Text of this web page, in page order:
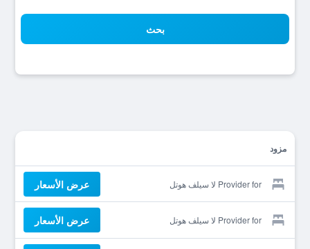
بحث
مزود
Provider for لا سيلف هوتل عرض الأسعار
Provider for لا سيلف هوتل عرض الأسعار